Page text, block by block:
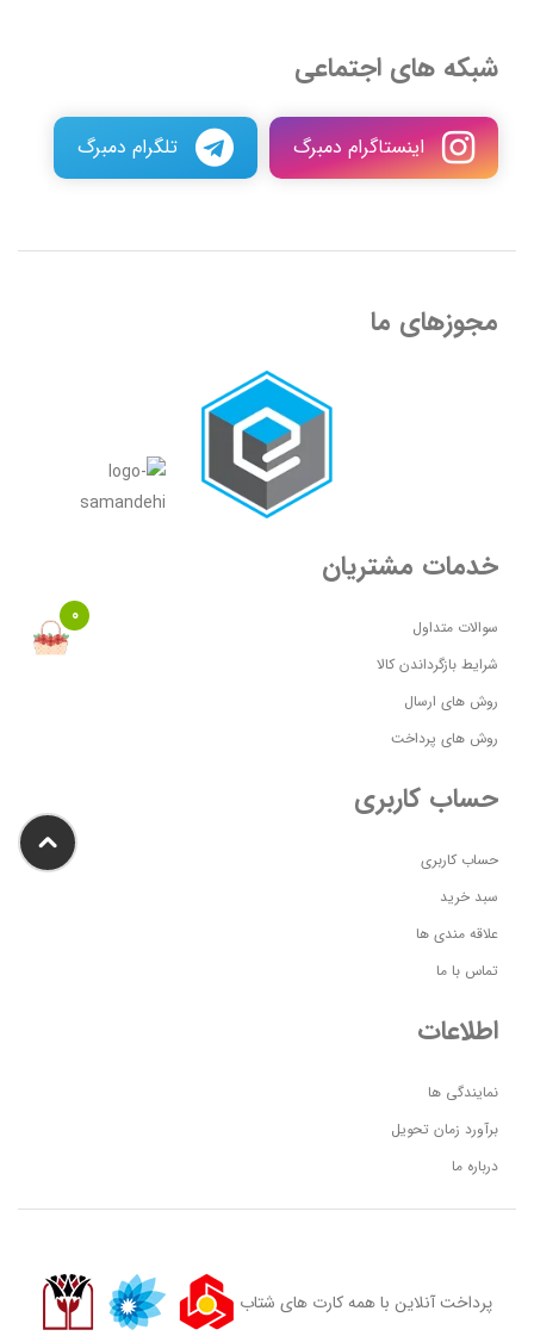
شبکه های اجتماعی
اینستاگرام دمبرگ تلگرام دمبرگ
مجوزهای ما
خدمات مشتریان
سوالات متداول
شرایط بازگرداندن کالا
روش های ارسال
روش های پرداخت
حساب کاربری
حساب کاربری
سبد خرید
علاقه مندی ها
تماس با ما
اطلاعات
نمایندگی ها
برآورد زمان تحویل
درباره ما
پرداخت آنلاین با همه کارت های شتاب
0